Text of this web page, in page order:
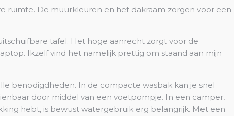
ruimte. De muurkleuren en het dakraam zorgen voor een
tafel. Het hoge aanrecht zorgt voor de
Ikzelf vind het namelijk prettig om staand aan mijn
benodigdheden. In de compacte wasbak kan je snel
door middel van een voetpompje. In een camper,
hebt, is bewust watergebruik erg belangrijk. Met een